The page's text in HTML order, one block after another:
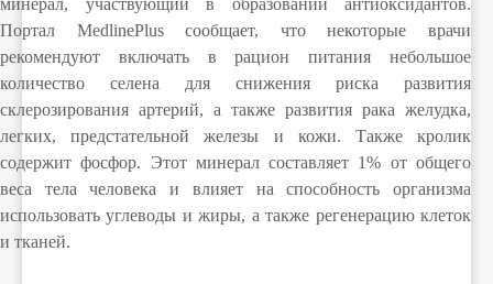
минерал, участвующий в образовании антиоксидантов.
Портал MedlinePlus сообщает, что некоторые врачи
рекомендуют включать в рацион питания небольшое
количество селена для снижения риска развития
склерозирования артерий, а также развития рака желудка,
легких, предстательной железы и кожи. Также кролик
содержит фосфор. Этот минерал составляет 1% от общего
веса тела человека и влияет на способность организма
использовать углеводы и жиры, а также регенерацию клеток
и тканей.